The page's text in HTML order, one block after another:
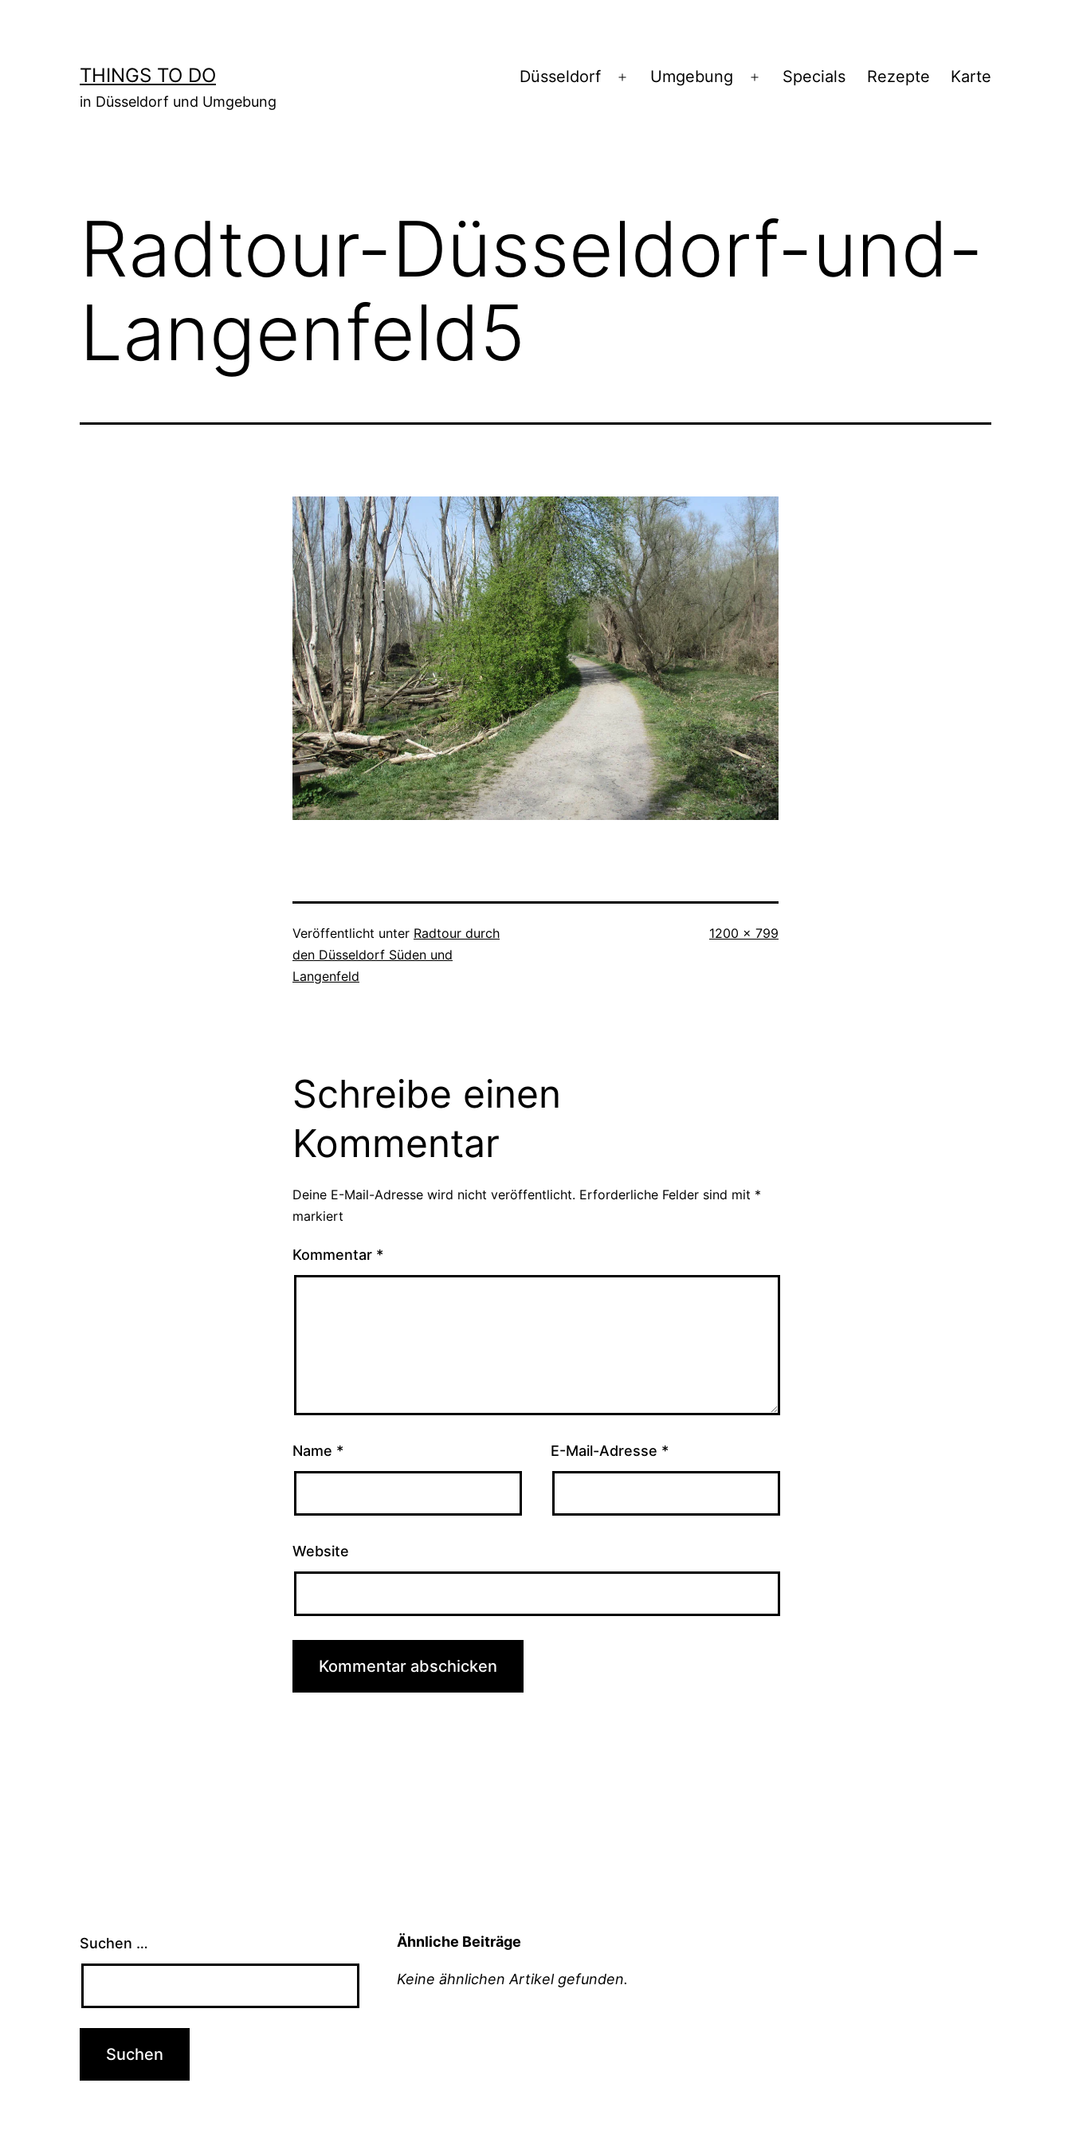
THINGS TO DO
in Düsseldorf und Umgebung
Düsseldorf
Menü
Umgebung
Menü
Specials Rezepte Karte
Radtour-Düsseldorf-und-
Langenfeld5
Veröffentlicht unter Radtour durch
den Düsseldorf Süden und
Langenfeld
Originalgröße
1200 × 799
Schreibe einen
Kommentar
Deine E-Mail-Adresse wird nicht veröffentlicht. Erforderliche Felder sind mit *
markiert
Kommentar *
Name * E-Mail-Adresse *
Website
Suchen … Ähnliche Beiträge
Keine ähnlichen Artikel gefunden.